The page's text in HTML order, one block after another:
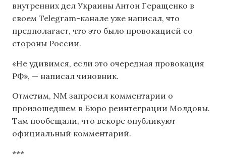
внутренних дел Украины Антон Геращенко в
своем Telegram-канале уже написал, что
предполагает, что это было провокацией со
стороны России.
«Не удивимся, если это очередная провокация
РФ», — написал чиновник.
Отметим, NM запросил комментарии о
произошедшем в Бюро реинтеграции Молдовы.
Там пообещали, что вскоре опубликуют
официальный комментарий.
***